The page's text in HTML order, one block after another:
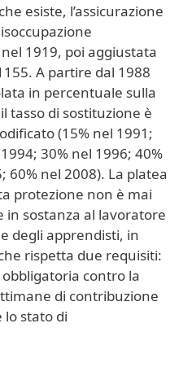
esiste, l’assicurazione
1919, poi aggiustata
A partire dal 1988
in percentuale sulla
tasso di sostituzione è
(15% nel 1991;
30% nel 1996; 40%
60% nel 2008). La platea
protezione non è mai
in sostanza al lavoratore
degli apprendisti, in
rispetta due requisiti:
contro la
di contribuzione
stato di